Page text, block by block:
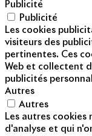
Publicité
Publicité
Les cookies
visiteurs des
pertinentes. Ces
Web et collectent
publicités
Autres
Autres
Les autres cookies
d'analyse et qui